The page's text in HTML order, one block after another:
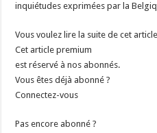
inquiétudes exprimées par la
Vous voulez lire la suite de cet
Cet article premium
est réservé à nos abonnés.
Vous êtes déjà abonné ?
Connectez-vous
Pas encore abonné ?